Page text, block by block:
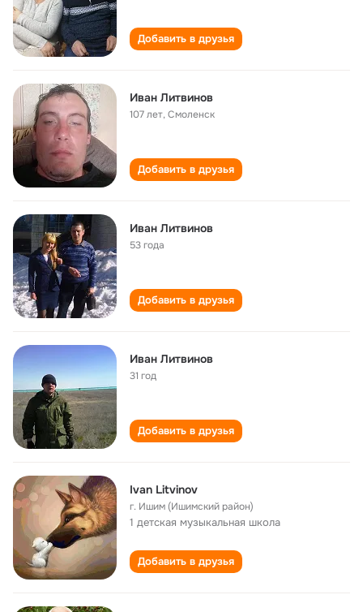
Добавить в друзья
Иван Литвинов
107 лет,Смоленск
Добавить в друзья
Иван Литвинов
53 года
Добавить в друзья
Иван Литвинов
31 год
Добавить в друзья
Ivan Litvinov
г. Ишим (Ишимский район)
1 детская музыкальная школа
Добавить в друзья